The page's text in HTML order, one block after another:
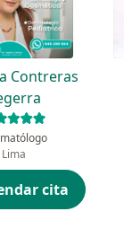
Contreras
Lima
cita